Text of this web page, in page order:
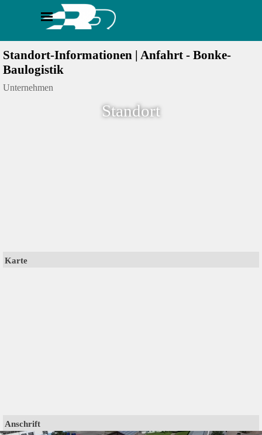
Direkt zum Seiteninhalt
Menü überspringen
Standort-Informationen | Anfahrt - Bonke-
Baulogistik
Unternehmen
Standort
Karte
Anschrift